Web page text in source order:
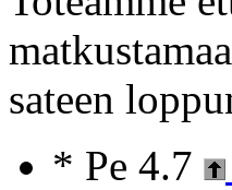
sateen
* Pe 4.7